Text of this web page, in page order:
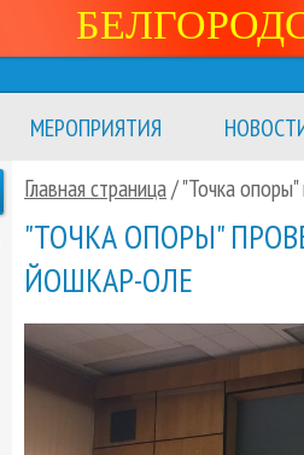
МЕРОПРИЯТИЯ
Главная страница/ "Точка
"ТОЧКА ОПОРЫ"
ЙОШКАР-ОЛЕ